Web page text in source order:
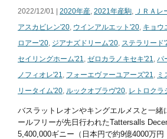
2022/12/01 | 2020年産, 2021年産駒, ＪＲＡレ
アスカビレン'20, ウインアルエット'20, キョウ
ロアー'20, ジアナズドリーム'20, ステラリード
セイリングホーム'21, ゼロカラノキセキ'21, パ
ノフィオレ'21, フォーエヴァーユアーズ'21, ミ
リータイム'20, ルックオブラヴ'20, レトロクラ
バスラットレオンやキングエルメスと一緒
ールフリーが先日行われたTattersalls
5,400,000ギニー（日本円で約9億4000万円